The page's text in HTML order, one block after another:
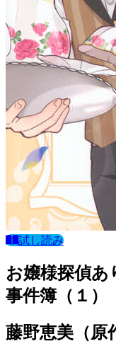
試し読み
お嬢様探偵あ
事件簿（１）
藤野恵美 （原